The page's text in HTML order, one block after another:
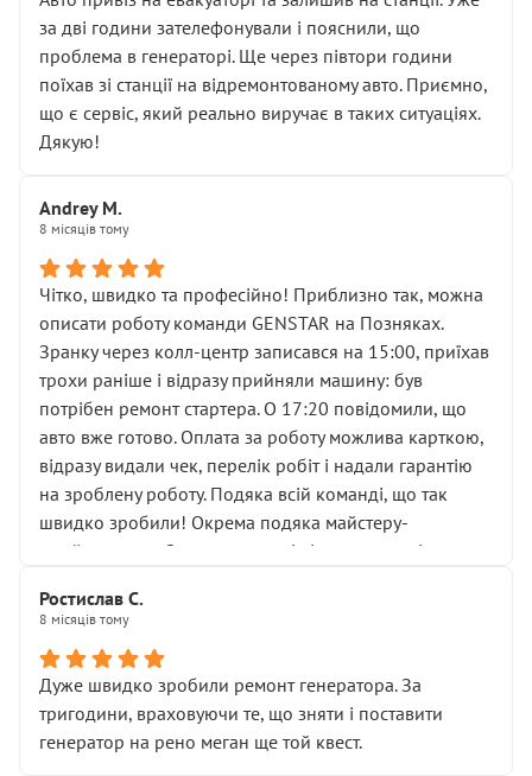
чіткого пояснення
( ну все зняли та доробили) дякую!
Окремий момент, який виглядає абсурдно:
мені заявили, що бачок гальмівної рідини потрібно
міняти разом із головним гальмівним циліндром у
Для людини, яка хоча б трохи розуміється на техніці,
це звучить як мінімум непрофесійно, а як максимум —
спроба продати дорогий вузол замість елементарних
ущільнювачів.
Що прикро — це не перший мій візит. Раніше міняв у
вас стартер, і тоді сервіс наче справив хороше
враження. Але згодом знайшов декілька гайок під
лобовим склом. Мені пояснили, що це “старі гайки, які
відкручували”, і попросили не хвилюватися. ( надіюсь
новий власник, не застяг в полі))
Але після нинішнього візиту такі дрібниці вже не
здаються дрібницями.
Я — клієнт, який працює на довірі, і саме її цей сервіс
Хотілося б більше:
• належної уваги до авто
• прозорості в роботах і рахунках
• реальної діагностики, а не формального
“подивились і поїхав”
На жаль, складається враження, що сервіс працює не
за дві години зателефонували і пояснили, що
проблема в генераторі. Ще через півтори години
поїхав зі станції на відремонтованому авто. Приємно,
що є сервіс, який реально виручає в таких ситуаціях.
Дякую!
Andrey M.
8 місяців тому
Чітко, швидко та професійно! Приблизно так, можна
описати роботу команди GENSTAR на Позняках.
Зранку через колл-центр записався на 15:00, приїхав
трохи раніше і відразу прийняли машину: був
потрібен ремонт стартера. О 17:20 повідомили, що
авто вже готово. Оплата за роботу можлива карткою,
відразу видали чек, перелік робіт і надали гарантію
на зроблену роботу. Подяка всій команді, що так
швидко зробили! Окрема подяка майстеру-
приймальнику Олександру: всі чітко та по суті.
звертатися до цього автосервісу.
Ростислав С.
8 місяців тому
Дуже швидко зробили ремонт генератора. За
тригодини, враховуючи те, що зняти і поставити
генератор на рено меган ще той квест.